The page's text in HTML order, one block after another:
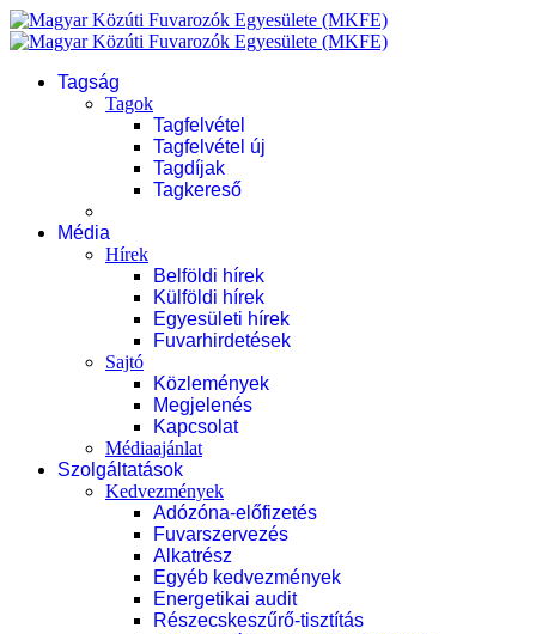
Tagság
Tagok
Tagfelvétel
Tagfelvétel új
Tagdíjak
Tagkereső
Média
Hírek
Belföldi hírek
Külföldi hírek
Egyesületi hírek
Fuvarhirdetések
Sajtó
Közlemények
Megjelenés
Kapcsolat
Médiaajánlat
Szolgáltatások
Kedvezmények
Adózóna-előfizetés
Fuvarszervezés
Alkatrész
Egyéb kedvezmények
Energetikai audit
Részecskeszűrő-tisztítás